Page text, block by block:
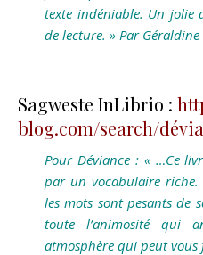
texte indéniable. Un jolie
de lecture. » Par Géraldine
Sagweste InLibrio :
blog.com/search/
Pour Déviance : « …Ce
par un vocabulaire riche.
les mots sont pesants de
toute l’animosité qui
atmosphère qui peut